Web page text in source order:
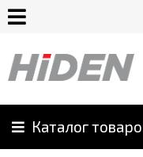
Главная
О
Каталог